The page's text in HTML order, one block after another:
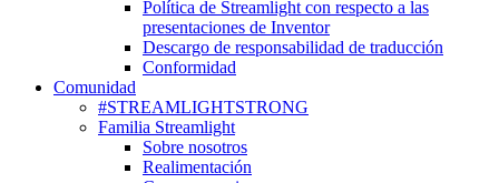
Política de Streamlight con respecto a las
presentaciones de Inventor
Descargo de responsabilidad de traducción
Conformidad
Comunidad
#STREAMLIGHTSTRONG
Familia Streamlight
Sobre nosotros
Realimentación